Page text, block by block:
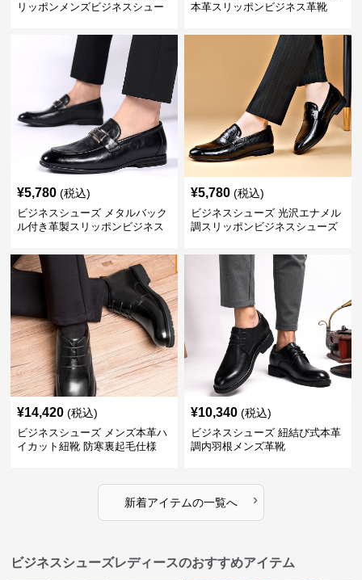
リッポンメンズビジネスシュー
本革スリッポンビジネス革靴
¥5,780 (税込)
ビジネスシューズ メタルバック
ル付き革製スリッポンビジネス
¥5,780 (税込)
ビジネスシューズ 光沢エナメル
調スリッポンビジネスシューズ
¥14,420 (税込)
ビジネスシューズ メンズ本革ハ
イカット紐靴 防寒裏起毛仕様
¥10,340 (税込)
ビジネスシューズ 紐結び式本革
調内羽根メンズ革靴
新着アイテムの一覧へ ›
ビジネスシューズレディースのおすすめアイテム